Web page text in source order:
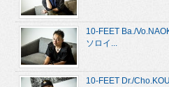
10-FEET Ba./
ソロイ...
10-FEET Dr./